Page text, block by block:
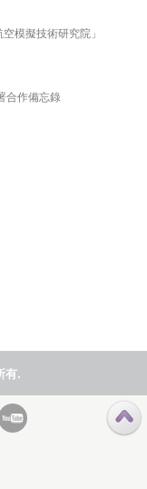
模擬技術研究院」
合作備忘錄
有.